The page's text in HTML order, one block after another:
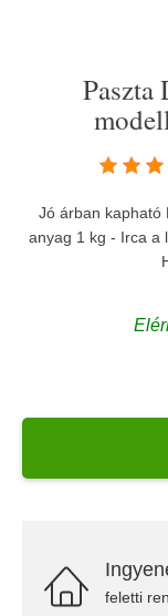
Paszta
Jó árban kapható
anyag 1 kg - Irca a
feletti